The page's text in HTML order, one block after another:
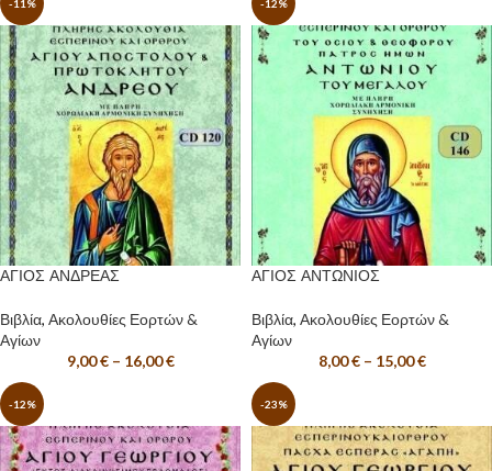
-11%
ΑΓΙΟΣ ΑΝΔΡΕΑΣ
Βιβλία, Ακολουθίες Εορτών &
Αγίων
9,00€ – 16,00€
-12%
ΑΓΙΟΣ ΑΝΤΩΝΙΟΣ
Βιβλία, Ακολουθίες Εορτών &
Αγίων
8,00€ – 15,00€
-12% -23%